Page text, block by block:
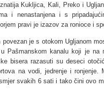
Kukljica, Kali, Preko i
i nenastanjena i s
pravi je izazov za ronioce i
povezan je s otokom Ugljanom
u Pašmanskom kanalu koji je na
bisera razasuti su deseci
na vodi, jedrenje i ronjenje.
svakih 6 sati i tako čini ovo